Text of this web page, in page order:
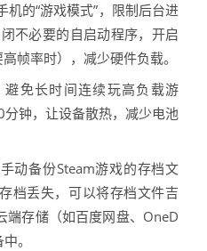
机的“游戏模式”，限制后台进
不必要的自启动程序，开启
帧率时），减少硬件负载。
避免长时间连续玩高负载游
钟，让设备散热，减少电池
动备份Steam游戏的存档文
档丢失，可以将存档文件吉
存储（如百度网盘、OneD
。